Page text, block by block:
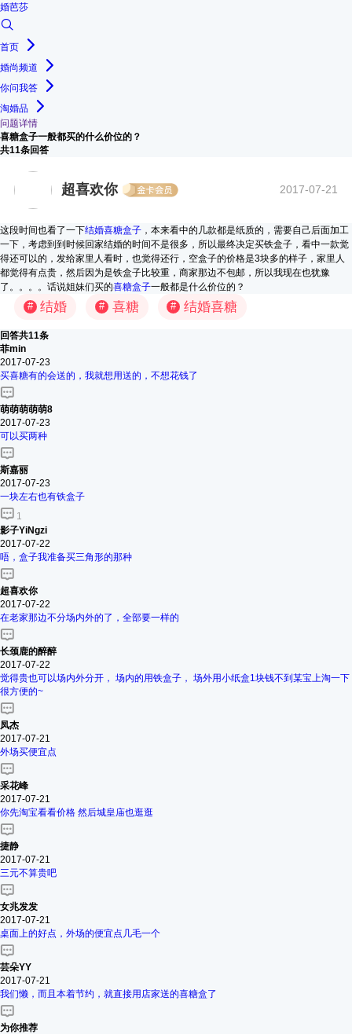
婚芭莎
首页
婚尚频道
你问我答
淘婚品
问题详情
喜糖盒子一般都买的什么价位的？
共11条回答
超喜欢你 2017-07-21
这段时间也看了一下结婚喜糖盒子 ，本来看中的几款都是纸质的，需要自己后面加工
一下，考虑到到时候回家结婚的时间不是很多，所以最终决定买铁盒子，看中一款觉
得还可以的，发给家里人看时，也觉得还行，空盒子的价格是3块多的样子，家里人
都觉得有点贵，然后因为是铁盒子比较重，商家那边不包邮，所以我现在也犹豫
了。。。。话说姐妹们买的喜糖盒子一般都是什么价位的？
# 结婚 # 喜糖 # 结婚喜糖
回答共11条
菲min
2017-07-23
买喜糖有的会送的，我就想用送的，不想花钱了
萌萌萌萌萌8
2017-07-23
可以买两种
斯嘉丽
2017-07-23
一块左右也有铁盒子
1
影子YiNgzi
2017-07-22
唔，盒子我准备买三角形的那种
超喜欢你
2017-07-22
在老家那边不分场内外的了，全部要一样的
长颈鹿的醉醉
2017-07-22
觉得贵也可以场内外分开， 场内的用铁盒子， 场外用小纸盒1块钱不到某宝上淘一下
很方便的~
凤杰
2017-07-21
外场买便宜点
采花峰
2017-07-21
你先淘宝看看价格 然后城皇庙也逛逛
捷静
2017-07-21
三元不算贵吧
女兆发发
2017-07-21
桌面上的好点，外场的便宜点几毛一个
芸朵YY
2017-07-21
我们懒，而且本着节约，就直接用店家送的喜糖盒了
为你推荐